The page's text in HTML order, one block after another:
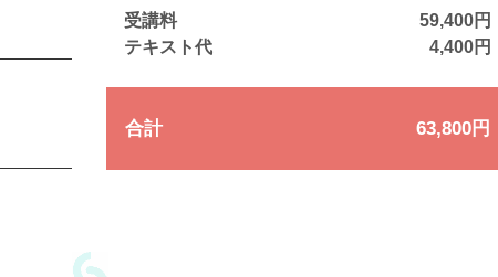
受講料
テキスト代
59,400円
4,400円
合計 63,800円